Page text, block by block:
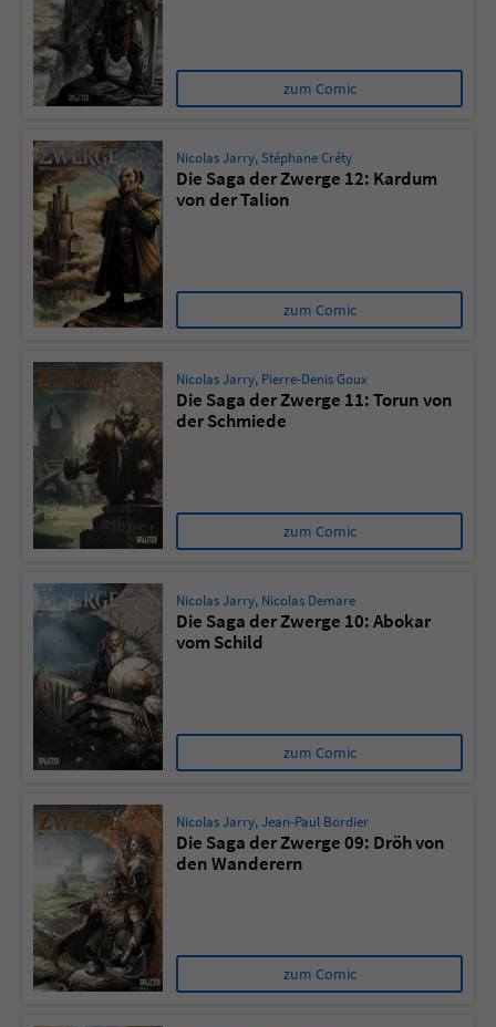
zum Comic
Nicolas Jarry, Stéphane Créty
Die Saga der Zwerge 12: Kardum
von der Talion
zum Comic
Nicolas Jarry, Pierre-Denis Goux
Die Saga der Zwerge 11: Torun von
der Schmiede
zum Comic
Nicolas Jarry, Nicolas Demare
Die Saga der Zwerge 10: Abokar
vom Schild
zum Comic
Nicolas Jarry,Jean-Paul Bordier
Die Saga der Zwerge 09: Dröh von
den Wanderern
zum Comic